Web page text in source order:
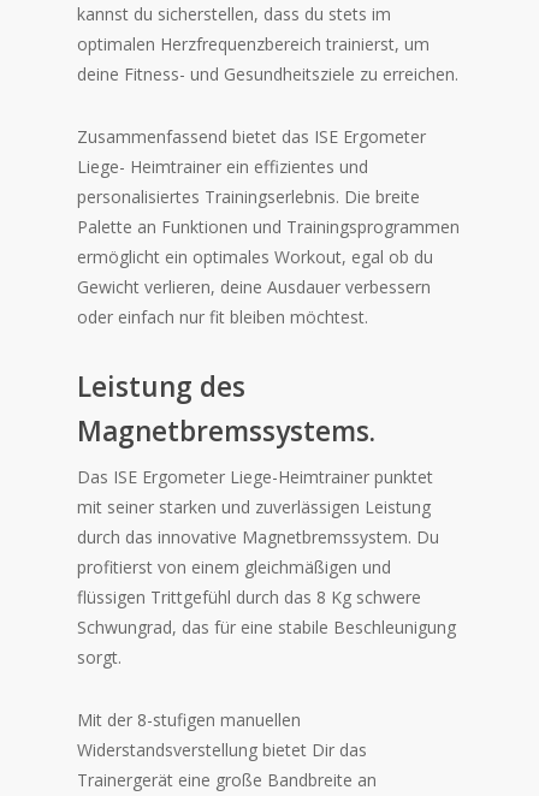
kannst du sicherstellen, dass du stets im
optimalen Herzfrequenzbereich trainierst, um
deine Fitness- und Gesundheitsziele zu erreichen.
Zusammenfassend bietet das ISE Ergometer
Liege- Heimtrainer ein effizientes und
personalisiertes Trainingserlebnis. Die breite
Palette an Funktionen und Trainingsprogrammen
ermöglicht ein optimales Workout, egal ob du
Gewicht verlieren, deine Ausdauer verbessern
oder einfach nur fit bleiben möchtest.
Leistung des
Magnetbremssystems.
Das ISE Ergometer Liege-Heimtrainer punktet
mit seiner starken und zuverlässigen Leistung
durch das innovative Magnetbremssystem. Du
profitierst von einem gleichmäßigen und
flüssigen Trittgefühl durch das 8 Kg schwere
Schwungrad, das für eine stabile Beschleunigung
sorgt.
Mit der 8-stufigen manuellen
Widerstandsverstellung bietet Dir das
Trainergerät eine große Bandbreite an